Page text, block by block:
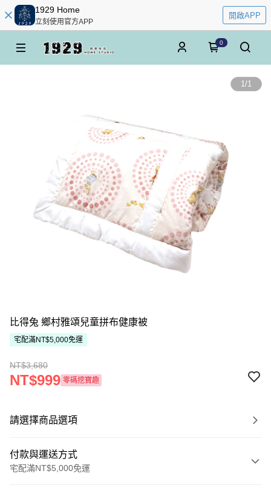
1929 Home
立刻使用官方APP
開啟APP
0
1/1
比得兔 鄉村雅頌兒童拼布健康被
宅配滿NT$5,000免運
NT$3,680
NT$999 零碼挖寶趣
請選擇商品選項
付款與運送方式
宅配滿NT$5,000免運